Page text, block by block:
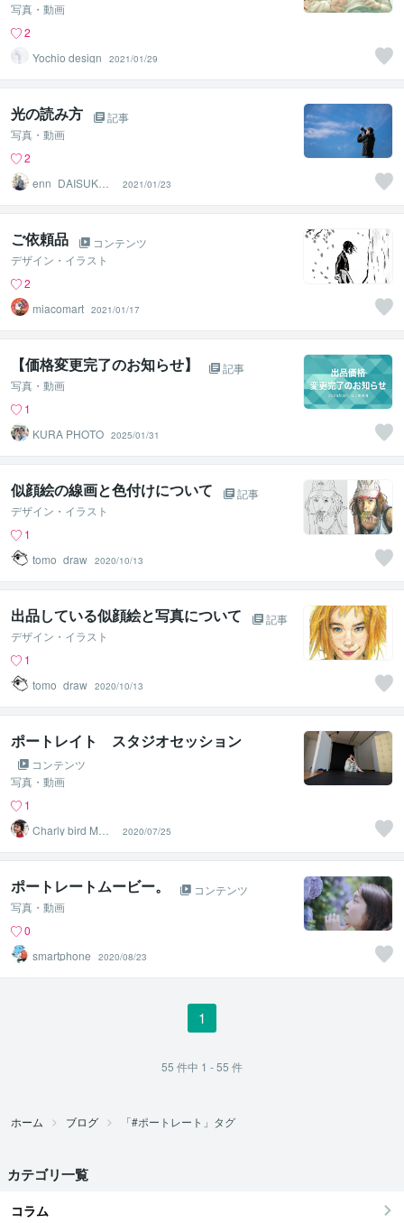
写真・動画
2
Yochio design
2021/01/29
光の読み方
記事
写真・動画
2
enn_DAISUKE S
2021/01/23
ご依頼品
コンテンツ
デザイン・イラスト
2
miacomart 2021/01/17
【価格変更完了のお知らせ】
記事
写真・動画
1
KURA PHOTO 2025/01/31
似顔絵の線画と色付けについて
記事
デザイン・イラスト
1
tomo_draw 2020/10/13
出品している似顔絵と写真について
記事
デザイン・イラスト
1
tomo_draw 2020/10/13
ポートレイト スタジオセッション
コンテンツ
写真・動画
1
Charly bird MUF
2020/07/25
ポートレートムービー。
コンテンツ
写真・動画
0
smartphone
2020/08/23
1
55 件中 1 - 55 件
ホーム ブログ 「#ポートレート」タグ
カテゴリ一覧
コラム